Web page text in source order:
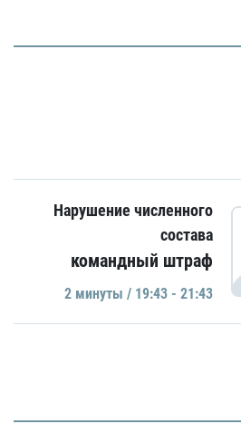
Нарушение численного
состава
командный штраф
2 минуты / 19:43 - 21:43